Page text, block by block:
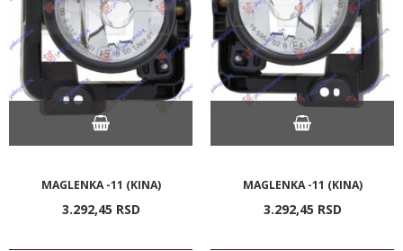
MAGLENKA -11 (KINA)
3.292,45 RSD
MAGLENKA -11 (KINA)
3.292,45 RSD